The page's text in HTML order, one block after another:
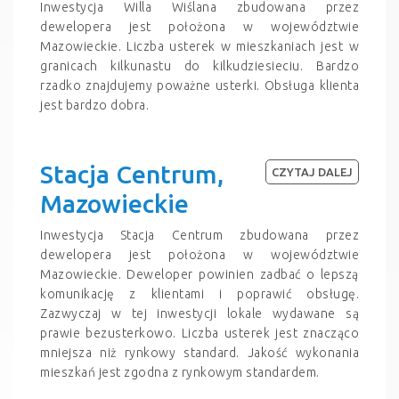
Inwestycja Willa Wiślana zbudowana przez
dewelopera jest położona w województwie
Mazowieckie. Liczba usterek w mieszkaniach jest w
granicach kilkunastu do kilkudziesieciu. Bardzo
rzadko znajdujemy poważne usterki. Obsługa klienta
jest bardzo dobra.
Stacja Centrum,
Mazowieckie
Inwestycja Stacja Centrum zbudowana przez
dewelopera jest położona w województwie
Mazowieckie. Deweloper powinien zadbać o lepszą
komunikację z klientami i poprawić obsługę.
Zazwyczaj w tej inwestycji lokale wydawane są
prawie bezusterkowo. Liczba usterek jest znacząco
mniejsza niż rynkowy standard. Jakość wykonania
mieszkań jest zgodna z rynkowym standardem.
CZYTAJ DALEJ